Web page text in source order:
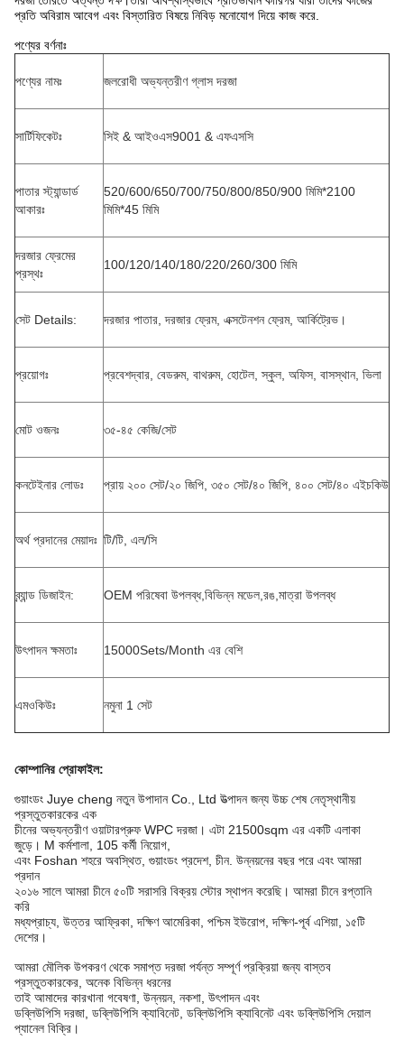
প্রতি অবিরাম আবেগ এবং বিস্তারিত বিষয়ে নিবিড় মনোযোগ দিয়ে কাজ করে.
পণ্যের বর্ণনাঃ
পণ্যের নামঃ জলরোধী অভ্যন্তরীণ গ্লাস দরজা
সার্টিফিকেটঃ সিই & আইওএস9001 & এফএসসি
পাতার স্ট্যান্ডার্ড
আকারঃ
520/600/650/700/750/800/850/900 মিমি*2100
মিমি*45 মিমি
দরজার ফ্রেমের
প্রস্থঃ
100/120/140/180/220/260/300 মিমি
সেট Details: দরজার পাতার, দরজার ফ্রেম, এক্সটেনশন ফ্রেম, আর্কিট্রেভ।
প্রয়োগঃ প্রবেশদ্বার, বেডরুম, বাথরুম, হোটেল, স্কুল, অফিস, বাসস্থান, ভিলা
মোট ওজনঃ ৩৫-৪৫ কেজি/সেট
কনটেইনার লোডঃ প্রায় ২০০ সেট/২০ জিপি, ৩৫০ সেট/৪০ জিপি, ৪০০ সেট/৪০ এইচকিউ
অর্থ প্রদানের মেয়াদঃ টি/টি, এল/সি
ব্র্যান্ড ডিজাইন: OEM পরিষেবা উপলব্ধ,বিভিন্ন মডেল,রঙ,মাত্রা উপলব্ধ
উৎপাদন ক্ষমতাঃ 15000Sets/Month এর বেশি
এমওকিউঃ নমুনা 1 সেট
কোম্পানির প্রোফাইল:
গুয়াংডং Juye cheng নতুন উপাদান Co., Ltd উত্পাদন জন্য উচ্চ শেষ নেতৃস্থানীয়
প্রস্তুতকারকের এক
চীনের অভ্যন্তরীণ ওয়াটারপ্রুফ WPC দরজা। এটা 21500sqm এর একটি এলাকা
জুড়ে। M কর্মশালা, 105 কর্মী নিয়োগ,
এবং Foshan শহরে অবস্থিত, গুয়াংডং প্রদেশ, চীন. উন্নয়নের বছর পরে এবং আমরা
প্রদান
২০১৬ সালে আমরা চীনে ৫০টি সরাসরি বিক্রয় স্টোর স্থাপন করেছি। আমরা চীনে রপ্তানি
করি
মধ্যপ্রাচ্য, উত্তর আফ্রিকা, দক্ষিণ আমেরিকা, পশ্চিম ইউরোপ, দক্ষিণ-পূর্ব এশিয়া, ১৫টি
দেশের।
আমরা মৌলিক উপকরণ থেকে সমাপ্ত দরজা পর্যন্ত সম্পূর্ণ প্রক্রিয়া জন্য বাস্তব
প্রস্তুতকারকের, অনেক বিভিন্ন ধরনের
তাই আমাদের কারখানা গবেষণা, উন্নয়ন, নকশা, উৎপাদন এবং
ডব্লিউপিসি দরজা, ডব্লিউপিসি ক্যাবিনেট, ডব্লিউপিসি ক্যাবিনেট এবং ডব্লিউপিসি দেয়াল
প্যানেল বিক্রি।